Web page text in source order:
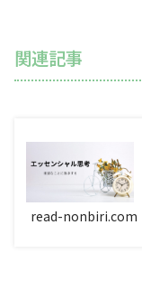
関連記事
read-nonbiri.com